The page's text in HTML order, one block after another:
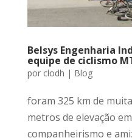
Belsys Engenharia
equipe de ciclismo
por clodh | Blog
foram 325 km de
metros de elevação
companheirismo e